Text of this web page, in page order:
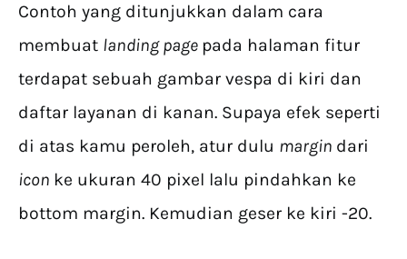
Contoh yang ditunjukkan dalam cara
membuat landing page pada halaman fitur
terdapat sebuah gambar vespa di kiri dan
daftar layanan di kanan. Supaya efek seperti
di atas kamu peroleh, atur dulu margin dari
icon ke ukuran 40 pixel lalu pindahkan ke
bottom margin. Kemudian geser ke kiri -20.